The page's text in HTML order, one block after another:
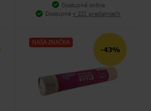
Dostupné online
Dostupné v 221 predajniach
NAŠA ZNAČKA
-43%